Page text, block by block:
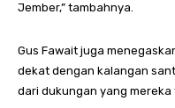
Jember,” tambahnya.
Gus Fawait juga
dekat dengan kalangan
dari dukungan yang mereka